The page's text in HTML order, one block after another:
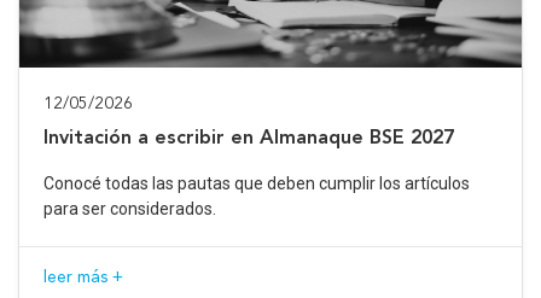
12/05/2026
Invitación a escribir en Almanaque BSE 2027
Conocé todas las pautas que deben cumplir los artículos
para ser considerados.
leer más +